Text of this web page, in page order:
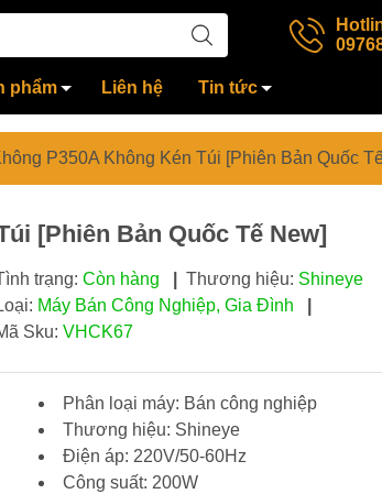
phẩm Liên hệ Tin tức
P350A Không Kén Túi [Phiên Bản Quốc
[Phiên Bản Quốc Tế New]
trạng: Còn hàng Thương hiệu: Shineye
Máy Bán Công Nghiệp, Gia Đình
Sku: VHCK67
Phân loại máy: Bán công nghiệp
Thương hiệu: Shineye
Điện áp: 220V/50-60Hz
Công suất: 200W